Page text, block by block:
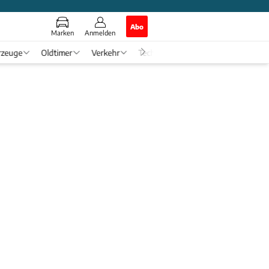
Marken Anmelden
Abo
Oldtimer Verkehr Tech & Zukunft